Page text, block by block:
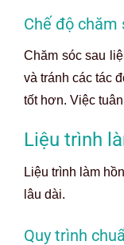
Chế độ chăm
Chăm sóc sau
và tránh các tác
tốt hơn. Việc
Liệu trình
Liệu trình làm
lâu dài.
Quy trình